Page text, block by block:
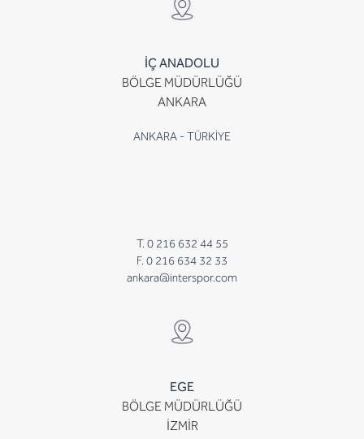
İÇ ANADOLU
BÖLGE MÜDÜRLÜĞÜ
ANKARA
ANKARA - TÜRKİYE
T. 0 216 632 44 55
F. 0 216 634 32 33
ankara@interspor.com
EGE
BÖLGE MÜDÜRLÜĞÜ
İZMİR